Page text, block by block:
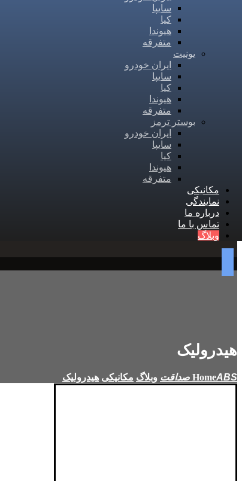
سایپا
کیا
هیوندا
متفرقه
یونیت
ایران خودرو
سایپا
کیا
هیوندا
متفرقه
بوستر ترمز
ایران خودرو
سایپا
کیا
هیوندا
متفرقه
مکانیکی
نمایندگی
درباره ما
تماس با ما
وبلاگ
هیدرولیک
Home وبلاگ مکانیکی هیدرولیک